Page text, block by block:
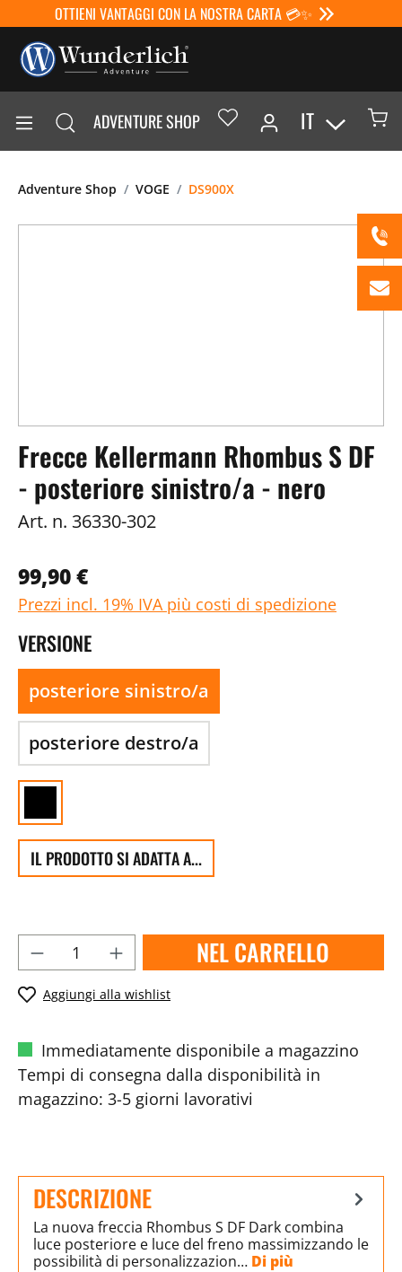
OTTIENI VANTAGGI CON LA NOSTRA CARTA 💳✨
ADVENTURE SHOP IT
Adventure Shop VOGE DS900X
Frecce Kellermann Rhombus S DF
- posteriore sinistro/a - nero
Art. n. 36330-302
99,90 €
Prezzi incl. 19% IVA più costi di spedizione
VERSIONE
posteriore sinistro/a
posteriore destro/a
IL PRODOTTO SI ADATTA A...
NEL CARRELLO
Aggiungi alla wishlist
Immediatamente disponibile a magazzino
Tempi di consegna dalla disponibilità in
magazzino: 3-5 giorni lavorativi
DESCRIZIONE
La nuova freccia Rhombus S DF Dark combina
luce posteriore e luce del freno massimizzando le
possibilità di personalizzazion… Di più